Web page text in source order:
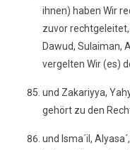
ihnen) haben Wir
zuvor
Dawud, Sulaiman,
vergelten Wir (es)
und Zakariyya,
gehört zu den
und lsma´il,